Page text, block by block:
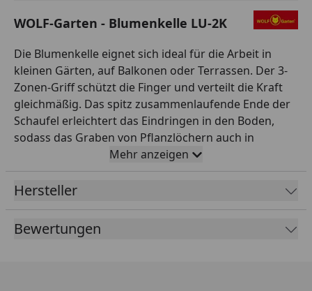
WOLF-Garten - Blumenkelle LU-2K
Die Blumenkelle eignet sich ideal für die Arbeit in
kleinen Gärten, auf Balkonen oder Terrassen. Der 3-
Zonen-Griff schützt die Finger und verteilt die Kraft
gleichmäßig. Das spitz zusammenlaufende Ende der
Schaufel erleichtert das Eindringen in den Boden,
sodass das Graben von Pflanzlöchern auch in
schweren Böden zum Kinderspiel wird.
Unkrautstecher, Grubber, Fugenkratzer und Co. aus
der Premium-Kleingeräte-Serie zeichnen sich dabei
Materialien, Funktionalität und Verarbeitung aus.
Made in Germany | 35 Jahre Garantie
Mehr anzeigen
Hersteller
Bewertungen